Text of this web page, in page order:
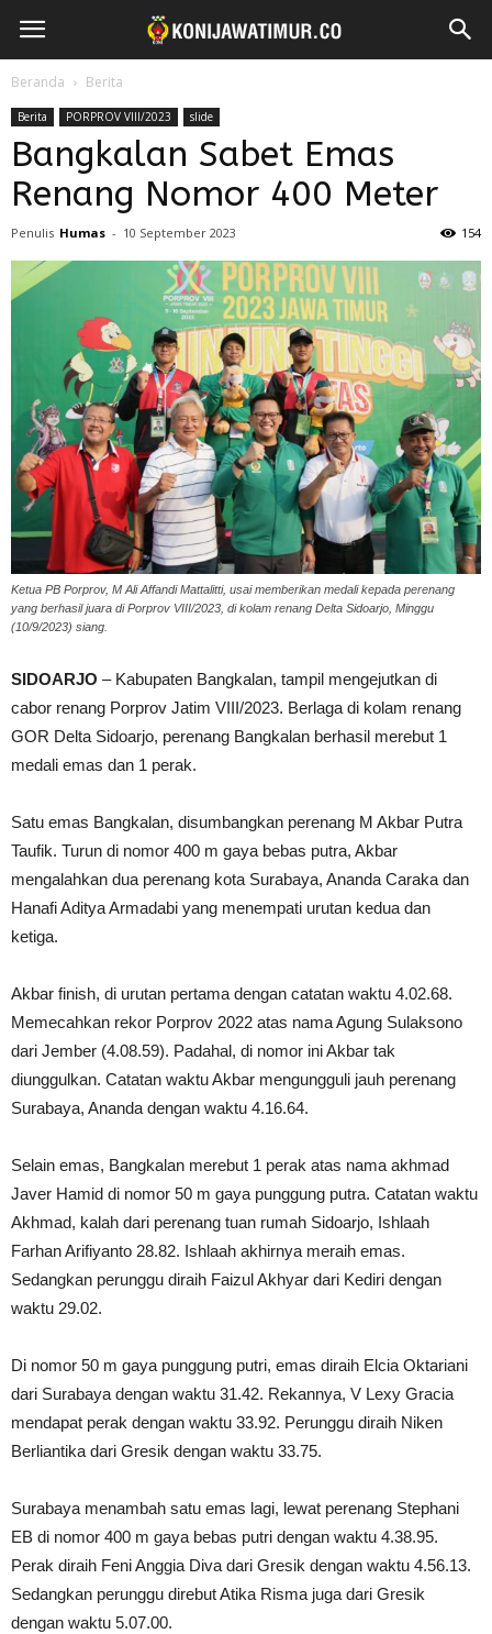
Beranda Berita
Berita PORPROV VIII/2023 slide
Bangkalan Sabet Emas
Renang Nomor 400 Meter
Penulis Humas - 10 September 2023 154
Ketua PB Porprov, M Ali Affandi Mattalitti, usai memberikan medali kepada perenang
yang berhasil juara di Porprov VIII/2023, di kolam renang Delta Sidoarjo, Minggu
(10/9/2023) siang.
SIDOARJO – Kabupaten Bangkalan, tampil mengejutkan di
cabor renang Porprov Jatim VIII/2023. Berlaga di kolam renang
GOR Delta Sidoarjo, perenang Bangkalan berhasil merebut 1
medali emas dan 1 perak.
Satu emas Bangkalan, disumbangkan perenang M Akbar Putra
Taufik. Turun di nomor 400 m gaya bebas putra, Akbar
mengalahkan dua perenang kota Surabaya, Ananda Caraka dan
Hanafi Aditya Armadabi yang menempati urutan kedua dan
ketiga.
Akbar finish, di urutan pertama dengan catatan waktu 4.02.68.
Memecahkan rekor Porprov 2022 atas nama Agung Sulaksono
dari Jember (4.08.59). Padahal, di nomor ini Akbar tak
diunggulkan. Catatan waktu Akbar mengungguli jauh perenang
Surabaya, Ananda dengan waktu 4.16.64.
Selain emas, Bangkalan merebut 1 perak atas nama akhmad
Javer Hamid di nomor 50 m gaya punggung putra. Catatan waktu
Akhmad, kalah dari perenang tuan rumah Sidoarjo, Ishlaah
Farhan Arifiyanto 28.82. Ishlaah akhirnya meraih emas.
Sedangkan perunggu diraih Faizul Akhyar dari Kediri dengan
waktu 29.02.
Di nomor 50 m gaya punggung putri, emas diraih Elcia Oktariani
dari Surabaya dengan waktu 31.42. Rekannya, V Lexy Gracia
mendapat perak dengan waktu 33.92. Perunggu diraih Niken
Berliantika dari Gresik dengan waktu 33.75.
Surabaya menambah satu emas lagi, lewat perenang Stephani
EB di nomor 400 m gaya bebas putri dengan waktu 4.38.95.
Perak diraih Feni Anggia Diva dari Gresik dengan waktu 4.56.13.
Sedangkan perunggu direbut Atika Risma juga dari Gresik
dengan waktu 5.07.00.